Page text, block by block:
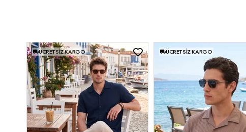
ÜCRETSIZ KARGO ÜCRETSIZ KARGO